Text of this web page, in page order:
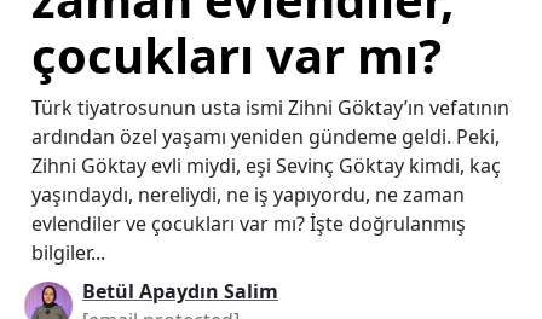
çocukları var mı?
Türk tiyatrosunun usta ismi Zihni Göktay’ın vefatının
ardından özel yaşamı yeniden gündeme geldi. Peki,
Zihni Göktay evli miydi, eşi Sevinç Göktay kimdi, kaç
yaşındaydı, nereliydi, ne iş yapıyordu, ne zaman
evlendiler ve çocukları var mı? İşte doğrulanmış
bilgiler...
Betül Apaydın Salim